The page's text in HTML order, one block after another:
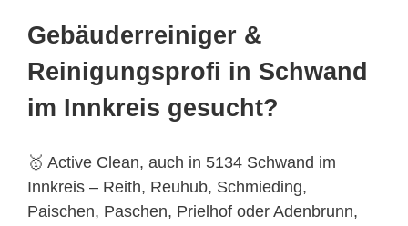
Gebäuderreiniger &
Reinigungsprofi in Schwand
im Innkreis gesucht?
🥇 Active Clean, auch in 5134 Schwand im
Innkreis – Reith, Reuhub, Schmieding,
Paischen, Paschen, Prielhof oder Adenbrunn,